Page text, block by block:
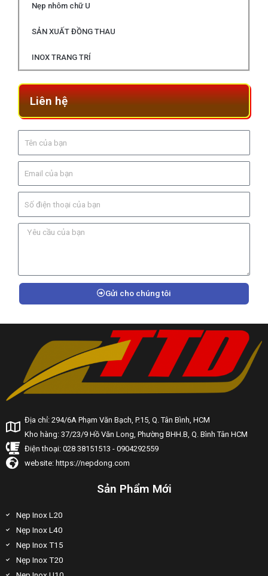
Nẹp nhôm chữ U
SẢN XUẤT ĐỒNG THAU
INOX TRANG TRÍ
Liên hệ
Gửi cho chúng tôi
Địa chỉ: 294/6A Phạm Văn Bạch, P.15, Q. Tân Bình, HCM
Kho hàng: 37/23/9 Hồ Văn Long, Phường BHH.B, Q. Bình Tân HCM
Điện thoại: 028 38151513 - 0904292559
website: https://nepdong.com
Sản Phẩm Mới
Nẹp Inox L20
Nẹp Inox L40
Nẹp Inox T15
Nẹp Inox T20